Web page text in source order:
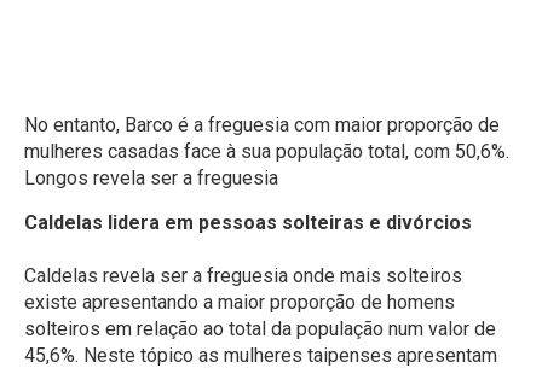
No entanto, Barco é a freguesia com maior proporção de
mulheres casadas face à sua população total, com 50,6%.
Longos revela ser a freguesia
Caldelas lidera em pessoas solteiras e divórcios
Caldelas revela ser a freguesia onde mais solteiros
existe apresentando a maior proporção de homens
solteiros em relação ao total da população num valor de
45,6%. Neste tópico as mulheres taipenses apresentam